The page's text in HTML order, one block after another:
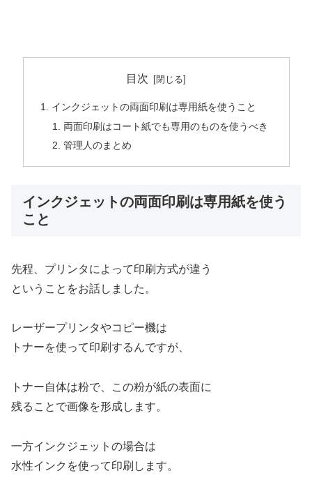
目次
インクジェットの両面印刷は専用紙を使うこと
両面印刷はコート紙でも専用のものを使うべき
管理人のまとめ
インクジェットの両面印刷は専用紙を使う
こと
先程、プリンタによって印刷方式が違う
ということをお話しました。
レーザープリンタやコピー機は
トナーを使って印刷するんですが、
トナー自体は粉で、この粉が紙の表面に
残ることで画像を形成します。
一方インクジェットの場合は
水性インクを使って印刷します。